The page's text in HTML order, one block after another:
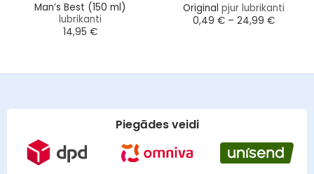
Man’s Best (150 ml)
lubrikanti
14,95 €
Original pjur lubrikanti
0,49 € – 24,99 €Price
Piegādes veidi